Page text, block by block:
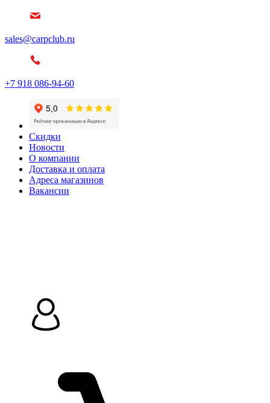
sales@carpclub.ru
+7 918 086-94-60
Скидки
Новости
О компании
Доставка и оплата
Адреса магазинов
Вакансии